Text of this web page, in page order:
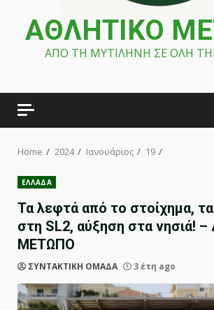
ΑΘΛΗΤΙΚΟ
ΑΠΟ ΤΗ ΜΥΤΙΛΗΝΗ ΣΕ ΟΛΗ
Home 2024 Ιανουάριος 19
ΕΛΛΑΔΑ
Τα λεφτά από το στοίχημα,
στη SL2, αύξηση στα νησιά!
ΜΕΤΩΠΟ
ΣΥΝΤΑΚΤΙΚΗ ΟΜΑΔΑ 3 έτη ago